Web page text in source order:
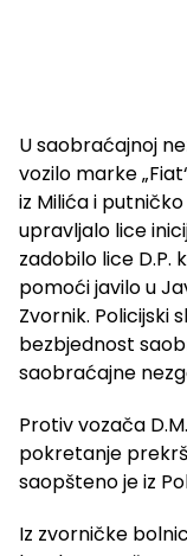
U saobraćajnoj
vozilo marke
iz Milića i
upravljalo lice
zadobilo lice D.P.
pomoći javilo u
Zvornik. Policijski
bezbjednost
saobraćajne
Protiv vozača
pokretanje
saopšteno je iz
Iz zvorničke